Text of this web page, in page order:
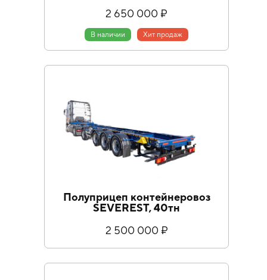
2 650 000 ₽
В наличии Хит продаж
Полуприцеп контейнеровоз
SEVEREST, 40тн
2 500 000 ₽